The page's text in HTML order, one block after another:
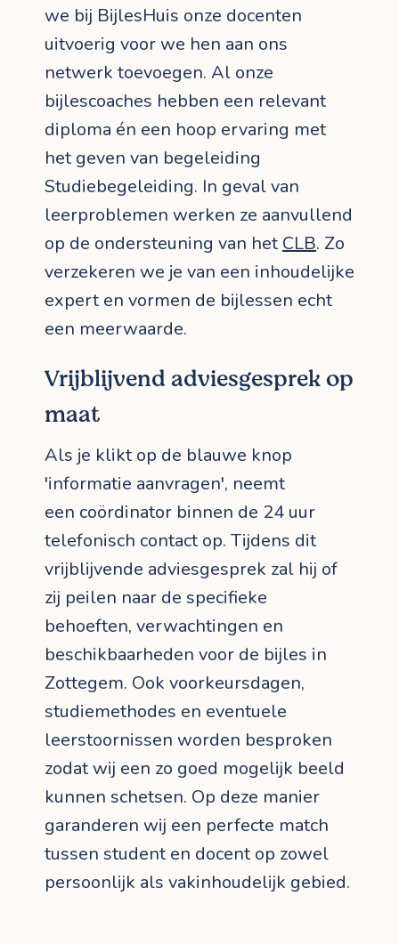
we bij BijlesHuis onze docenten
uitvoerig voor we hen aan ons
netwerk toevoegen. Al onze
bijlescoaches hebben een relevant
diploma én een hoop ervaring met
het geven van begeleiding
Studiebegeleiding. In geval van
leerproblemen werken ze aanvullend
op de ondersteuning van het CLB. Zo
verzekeren we je van een inhoudelijke
expert en vormen de bijlessen echt
een meerwaarde.
Vrijblijvend adviesgesprek op
maat
Als je klikt op de blauwe knop
'informatie aanvragen', neemt
een coördinator binnen de 24 uur
telefonisch contact op. Tijdens dit
vrijblijvende adviesgesprek zal hij of
zij peilen naar de specifieke
behoeften, verwachtingen en
beschikbaarheden voor de bijles in
Zottegem. Ook voorkeursdagen,
studiemethodes en eventuele
leerstoornissen worden besproken
zodat wij een zo goed mogelijk beeld
kunnen schetsen. Op deze manier
garanderen wij een perfecte match
tussen student en docent op zowel
persoonlijk als vakinhoudelijk gebied.